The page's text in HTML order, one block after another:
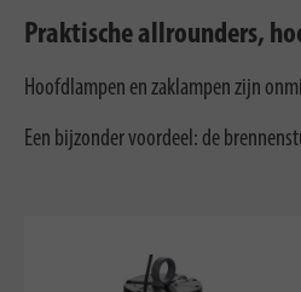
Praktische allrounders,
Hoofdlampen en zaklampen zijn
Een bijzonder voordeel: de